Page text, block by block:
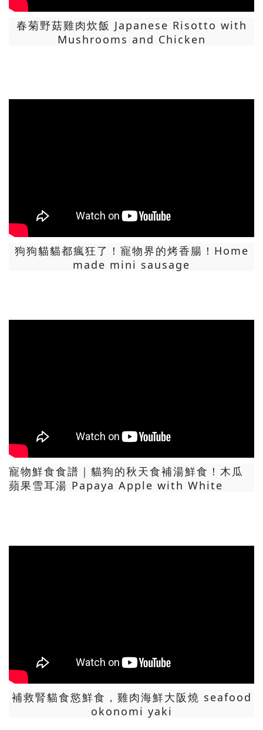
春菊野菇雞肉炊飯 Japanese Risotto with
Mushrooms and Chicken
狗狗貓貓都瘋狂了！寵物界的烤香腸！Home
made mini sausage
寵物鮮食食譜｜貓狗的秋天食補湯鮮食！木瓜
蘋果雪耳湯 Papaya Apple with White
補救腎貓食慾鮮食，雞肉海鮮大阪燒 seafood
okonomi yaki